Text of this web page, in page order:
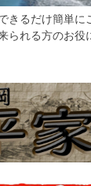
きるだけ簡単に
られる方のお役